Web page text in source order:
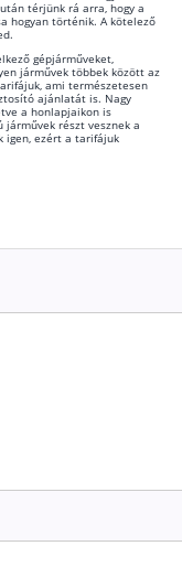
térjünk rá arra, hogy a
hogyan történik. A kötelező
gépjárműveket,
járművek többek között az
ami természetesen
ajánlatát is. Nagy
a honlapjaikon is
részt vesznek a
igen, ezért a tarifájuk